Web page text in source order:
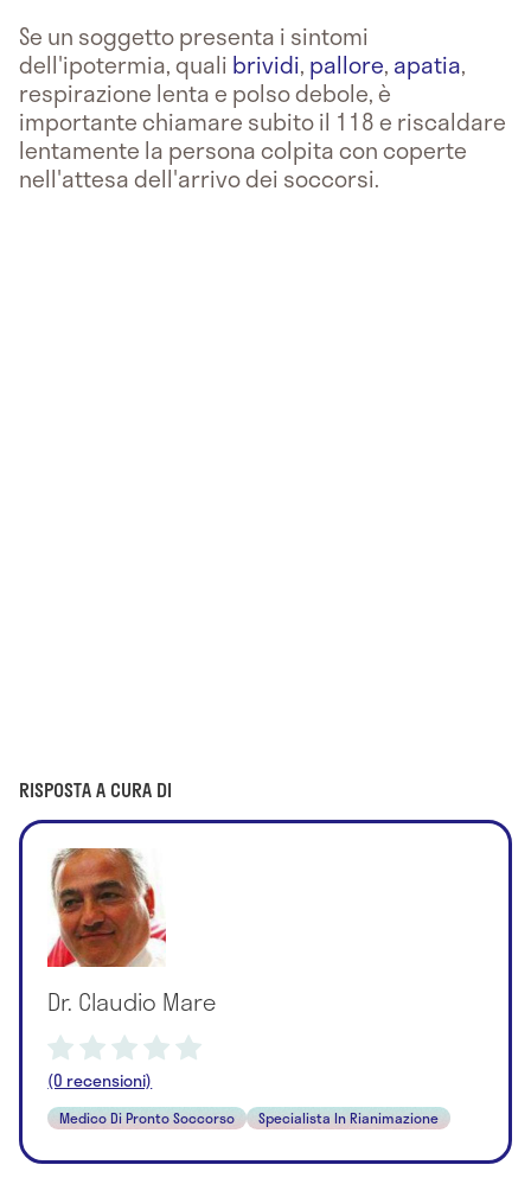
Se un soggetto presenta i sintomi
dell'ipotermia, quali brividi, pallore, apatia,
respirazione lenta e polso debole, è
importante chiamare subito il 118 e riscaldare
lentamente la persona colpita con coperte
nell'attesa dell'arrivo dei soccorsi.
RISPOSTA A CURA DI
Dr. Claudio Mare
(0 recensioni)
Medico Di Pronto Soccorso Specialista In Rianimazione